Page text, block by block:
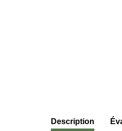
Description